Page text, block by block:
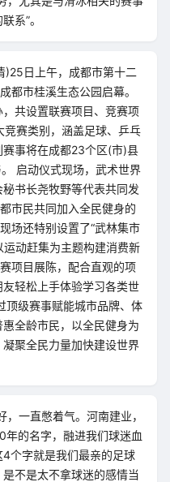
系”。
日上午，成都市第十二
都市桂溪生态公园启幕。
共设置联赛项目、竞赛项
竞赛类别，涵盖足球、乒乓
事将在成都23个区(市)县
启动仪式现场，武术世界
书长尧牧野等代表共同发
市民共同加入全民健身的
场还特别设置了“武林集市
运动赶集为主题构建消费新
项目展陈，配合直观的项
轻松上手体验学习各类世
顶级赛事赋能城市品牌、体
全龄市民，以全民健身为
聚全民力量加快建设世界
，一直憋着气。河南建业，
的名字，融进我们球迷血
个字就是我们最亲的足球
不是太不拿球迷的感情当